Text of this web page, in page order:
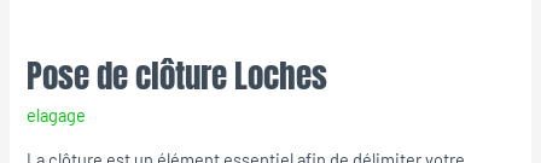
Pose de clôture Loches
elagage
Pose
de
clôture
Loches